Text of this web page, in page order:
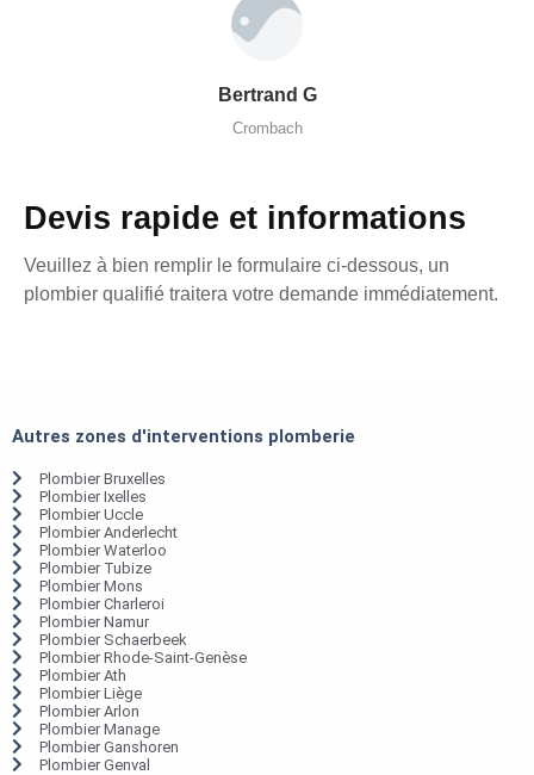
Bertrand G
Crombach
Devis rapide et informations
Veuillez à bien remplir le formulaire ci-dessous, un
plombier qualifié traitera votre demande immédiatement.
Autres zones d'interventions plomberie
Plombier Bruxelles
Plombier Ixelles
Plombier Uccle
Plombier Anderlecht
Plombier Waterloo
Plombier Tubize
Plombier Mons
Plombier Charleroi
Plombier Namur
Plombier Schaerbeek
Plombier Rhode-Saint-Genèse
Plombier Ath
Plombier Liège
Plombier Arlon
Plombier Manage
Plombier Ganshoren
Plombier Genval